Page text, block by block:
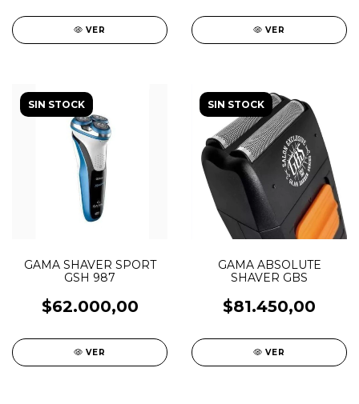
VER VER
SIN STOCK
GAMA SHAVER SPORT
GSH 987
$62.000,00
VER
SIN STOCK
GAMA ABSOLUTE
SHAVER GBS
$81.450,00
VER